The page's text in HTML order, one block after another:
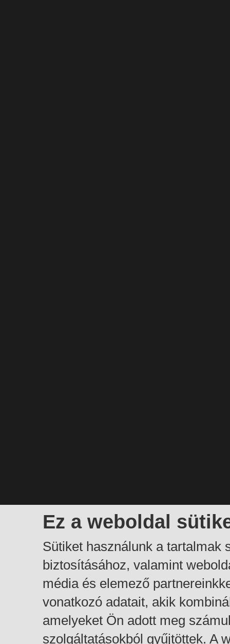
Ez a weboldal
Sütiket használunk a tartalmak
biztosításához, valamint
média és elemező
vonatkozó adatait, akik
amelyeket Ön adott meg
szolgáltatásokból gyűjtöttek. A